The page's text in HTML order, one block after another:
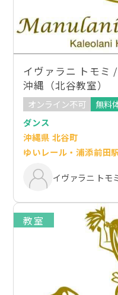
イヴァラニ トモミ
沖縄（北谷教室）
オンライン不可
無料
ダンス
沖縄県 北谷町
ゆいレール・浦添前田
イヴァラニ トモ
教室